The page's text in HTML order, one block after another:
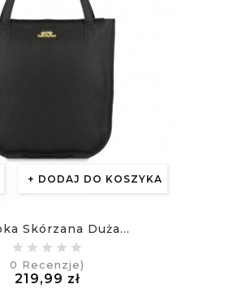
DODAJ DO KOSZYKA
Skórzana Duża...
0 Recenzje)
219,99 złCena